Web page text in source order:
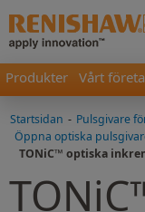
Produkter Vårt
Startsidan - Pulsgivare
Öppna optiska
TONiC™ optiska